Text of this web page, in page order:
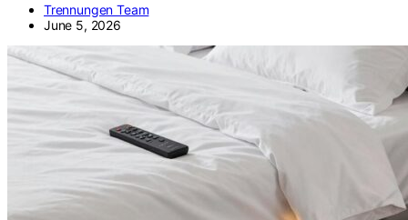
Trennungen Team
June 5, 2026